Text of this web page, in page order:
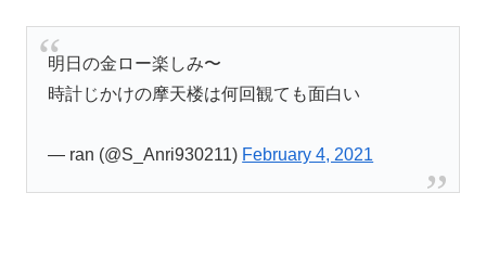
明日の金ロー楽しみ〜
時計じかけの摩天楼は何回観ても面白い
— ran (@S_Anri930211) February 4, 2021